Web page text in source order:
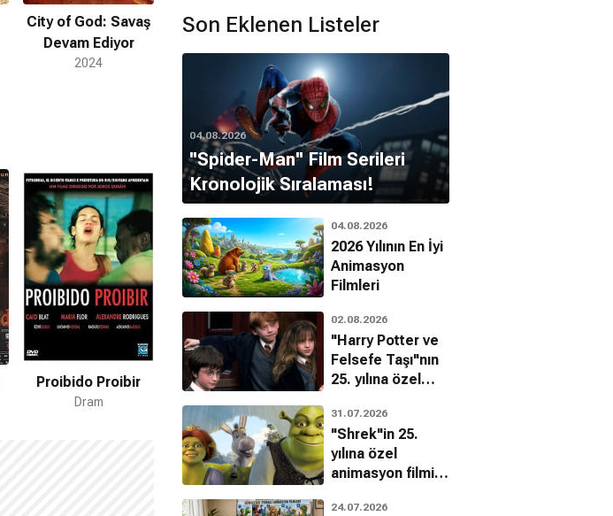
City of God: Savaş
Devam Ediyor
2024
Proibido Proibir
Dram
Son Eklenen Listeler
04.08.2026
''Spider-Man'' Film Serileri
Kronolojik Sıralaması!
04.08.2026
2026 Yılının En İyi
Animasyon
Filmleri
02.08.2026
"Harry Potter ve
Felsefe Taşı"nın
25. yılına özel
bilinmeyenleri!
31.07.2026
"Shrek"in 25.
yılına özel
animasyon filmin
24.07.2026